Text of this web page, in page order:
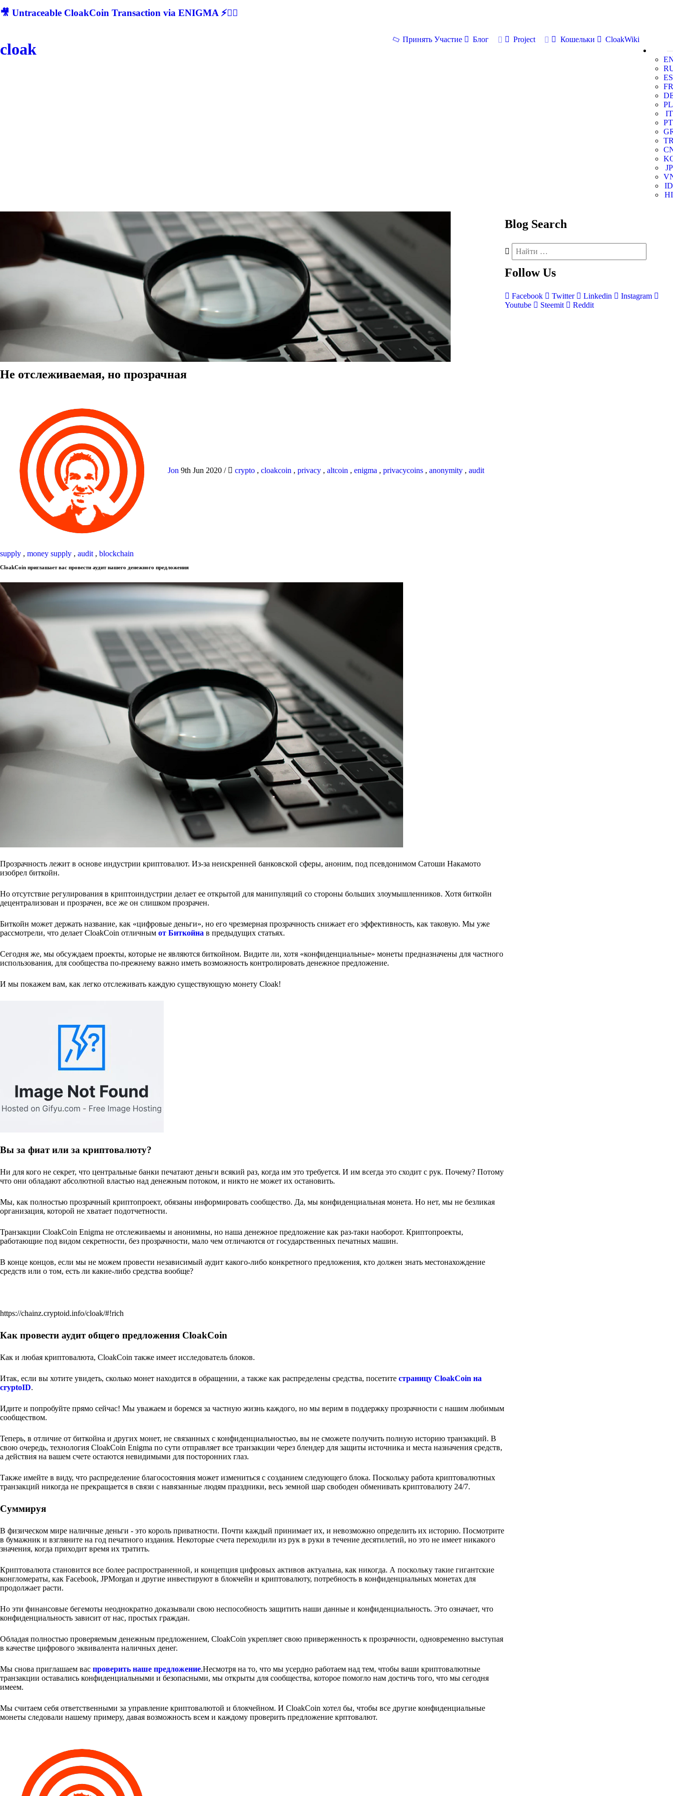
🎥 Untraceable CloakCoin Transaction via ENIGMA ⚡🕵‍♂
cloak
Принять Участие Блог Project Кошельки
CloakWiki
ES
FR
PL
IT
PT
JP
ID
HI
Не отслеживаемая, но прозрачная
Jon 9th Jun 2020 / crypto , cloakcoin , privacy , altcoin , enigma , privacycoins , anonymity , audit
supply , money supply , audit , blockchain
CloakCoin приглашает вас провести аудит нашего денежного предложения
Прозрачность лежит в основе индустрии криптовалют. Из-за неискренней банковской сферы, аноним, под псевдонимом Сатоши Накамото
изобрел биткойн.
Но отсутствие регулирования в криптоиндустрии делает ее открытой для манипуляций со стороны больших злоумышленников. Хотя биткойн
децентрализован и прозрачен, все же он слишком прозрачен.
Биткойн может держать название, как «цифровые деньги», но его чрезмерная прозрачность снижает его эффективность, как таковую. Мы уже
рассмотрели, что делает CloakCoin отличным от Биткойна в предыдущих статьях.
Сегодня же, мы обсуждаем проекты, которые не являются биткойном. Видите ли, хотя «конфиденциальные» монеты предназначены для частного
использования, для сообщества по-прежнему важно иметь возможность контролировать денежное предложение.
И мы покажем вам, как легко отслеживать каждую существующую монету Cloak!
Вы за фиат или за криптовалюту?
Ни для кого не секрет, что центральные банки печатают деньги всякий раз, когда им это требуется. И им всегда это сходит с рук. Почему? Потому
что они обладают абсолютной властью над денежным потоком, и никто не может их остановить.
Мы, как полностью прозрачный криптопроект, обязаны информировать сообщество. Да, мы конфиденциальная монета. Но нет, мы не безликая
организация, которой не хватает подотчетности.
Транзакции CloakCoin Enigma не отслеживаемы и анонимны, но наша денежное предложение как раз-таки наоборот. Криптопроекты,
работающие под видом секретности, без прозрачности, мало чем отличаются от государственных печатных машин.
В конце концов, если мы не можем провести независимый аудит какого-либо конкретного предложения, кто должен знать местонахождение
средств или о том, есть ли какие-либо средства вообще?
https://chainz.cryptoid.info/cloak/#!rich
Как провести аудит общего предложения CloakCoin
Как и любая криптовалюта, CloakCoin также имеет исследователь блоков.
Итак, если вы хотите увидеть, сколько монет находится в обращении, а также как распределены средства, посетите страницу CloakCoin на
cryptoID.
Идите и попробуйте прямо сейчас! Мы уважаем и боремся за частную жизнь каждого, но мы верим в поддержку прозрачности с нашим любимым
сообществом.
Теперь, в отличие от биткойна и других монет, не связанных с конфиденциальностью, вы не сможете получить полную историю транзакций. В
свою очередь, технология CloakCoin Enigma по сути отправляет все транзакции через блендер для защиты источника и места назначения средств,
а действия на вашем счете остаются невидимыми для посторонних глаз.
Также имейте в виду, что распределение благосостояния может измениться с созданием следующего блока. Поскольку работа криптовалютных
транзакций никогда не прекращается в связи с навязанные людям праздники, весь земной шар свободен обменивать криптовалюту 24/7.
Суммируя
В физическом мире наличные деньги - это король приватности. Почти каждый принимает их, и невозможно определить их историю. Посмотрите
в бумажник и взгляните на год печатного издания. Некоторые счета переходили из рук в руки в течение десятилетий, но это не имеет никакого
значения, когда приходит время их тратить.
Криптовалюта становится все более распространенной, и концепция цифровых активов актуальна, как никогда. А поскольку такие гигантские
конгломераты, как Facebook, JPMorgan и другие инвестируют в блокчейн и криптовалюту, потребность в конфиденциальных монетах для
продолжает расти.
Но эти финансовые бегемоты неоднократно доказывали свою неспособность защитить наши данные и конфиденциальность. Это означает, что
конфиденциальность зависит от нас, простых граждан.
Обладая полностью проверяемым денежным предложением, CloakCoin укрепляет свою приверженность к прозрачности, одновременно выступая
в качестве цифрового эквивалента наличных денег.
Мы снова приглашаем вас проверить наше предложение.Несмотря на то, что мы усердно работаем над тем, чтобы ваши криптовалютные
транзакции оставались конфиденциальными и безопасными, мы открыты для сообщества, которое помогло нам достичь того, что мы сегодня
имеем.
Мы считаем себя ответственными за управление криптовалютой и блокчейном. И CloakCoin хотел бы, чтобы все другие конфиденциальные
монеты следовали нашему примеру, давая возможность всем и каждому проверить предложение крптовалют.
Blog Search
Follow Us
Facebook Twitter Linkedin
Instagram
Youtube
Steemit Reddit